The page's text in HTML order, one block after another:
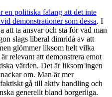
en politiska falang att det inte
demonstrationer som dessa. I
att ta ansvar och stå för vad man
slags liberal dimridå av att
glömmer liksom helt vilka
relevant att demonstrera emot
värden. Det är liksom ingen
om. Man är mer
gå till aktiv handling och
generellt bland borgerliga.